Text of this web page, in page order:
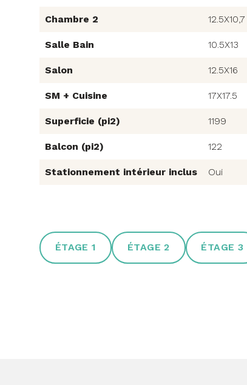
Chambre 2 12.5X10,7
Salle Bain 10.5X13
Salon 12.5X16
SM + Cuisine 17X17.5
Superficie (pi2) 1199
Balcon (pi2) 122
Stationnement intérieur inclus Oui
ÉTAGE 1 ÉTAGE 2 ÉTAGE 3